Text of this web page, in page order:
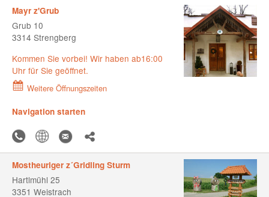
Mayr z'Grub
Grub 10
3314 Strengberg
Kommen Sie vorbei! Wir haben ab16:00
Uhr für Sie geöffnet.
Weitere Öffnungszeiten
Navigation starten
Mostheuriger z´Gridling Sturm
Hartlmühl 25
3351 Weistrach